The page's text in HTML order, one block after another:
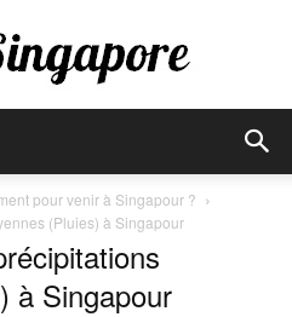
Singapore
pour venir à Singapour ?
(Pluies) à Singapour
à Singapour